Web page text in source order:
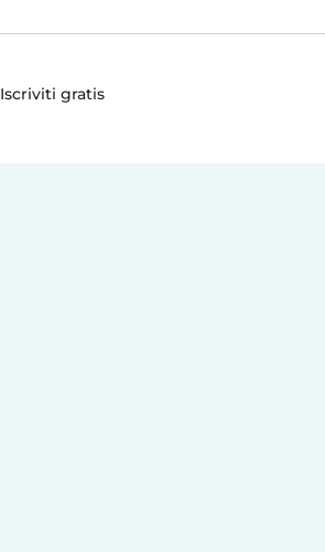
Iscriviti gratis